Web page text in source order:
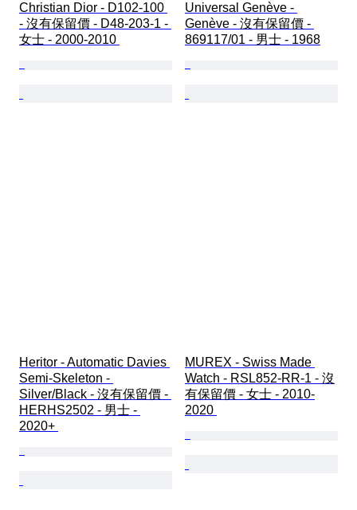
Christian Dior - D102-100
- 沒有保留價 - D48-203-1 -
女士 - 2000-2010
Universal Genève -
Genève - 沒有保留價 -
869117/01 - 男士 - 1968
Heritor - Automatic Davies
Semi-Skeleton -
Silver/Black - 沒有保留價 -
HERHS2502 - 男士 -
2020+
MUREX - Swiss Made
Watch - RSL852-RR-1 - 沒
有保留價 - 女士 - 2010-
2020